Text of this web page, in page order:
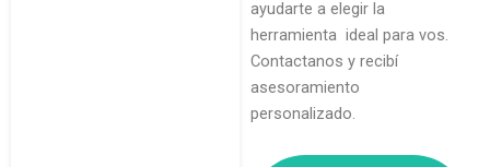
ayudarte a elegir la
herramienta ideal para vos.
Contactanos y recibí
asesoramiento
personalizado.